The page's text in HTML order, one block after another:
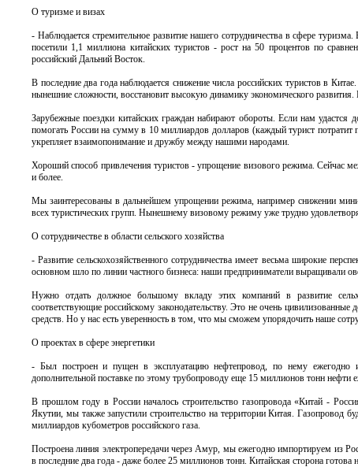
О туризме и визах
- Наблюдается стремительное развитие нашего сотрудничества в сфере
посетили 1,1 миллиона китайских туристов - рост на 50 процентов по
российский Дальний Восток.
В последние два года наблюдается снижение числа российских туристов в
нынешние сложности, восстановит высокую динамику экономического
Зарубежные поездки китайских граждан набирают обороты. Если нам
помогать России на сумму в 10 миллиардов долларов (каждый турист
укрепляет взаимопонимание и дружбу между нашими народами.
Хороший способ привлечения туристов - упрощение визового режима. Сейчас
и более.
Мы заинтересованы в дальнейшем упрощении режима, например снижении
всех туристических групп. Нынешнему визовому режиму уже трудно
О сотрудничестве в области сельского хозяйства
- Развитие сельскохозяйственного сотрудничества имеет весьма широкие
основном шло по линии частного бизнеса: наши предприниматели выращивали
Нужно отдать должное большому вкладу этих компаний в развитие
соответствующие российскому законодательству. Это не очень
средств. Но у нас есть уверенность в том, что мы сможем упорядочить наше
О проектах в сфере энергетики
- Был построен и пущен в эксплуатацию нефтепровод, по нему ежегодно
дополнительной поставке по этому трубопроводу еще 15 миллионов тонн нефти
В прошлом году в России началось строительство газопровода «Китай -
Якутии, мы также запустили строительство на территории Китая. Газопровод
миллиардов кубометров российского газа.
Построена линия электропередачи через Амур, мы ежегодно импортируем из
в последние два года - даже более 25 миллионов тонн. Китайская сторона